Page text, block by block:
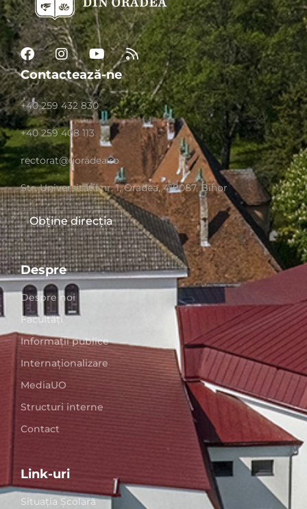
Contactează-ne
+40 259 432 830
+40 259 408 113
rectorat@uoradea.ro
Str. Universităţii nr. 1, Oradea, 410087, Bihor
Obține direcția
Despre
Despre noi
Facultăți
Informații publice
Internaționalizare
MediaUO
Structuri interne
Contact
Link-uri
Situaţia Școlară